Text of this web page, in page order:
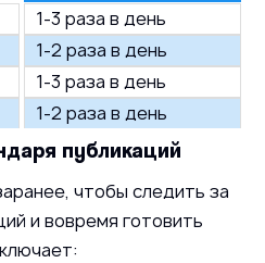
1-3 раза в день
1-2 раза в день
1-3 раза в день
1-2 раза в день
публикаций
чтобы следить за
и вовремя готовить